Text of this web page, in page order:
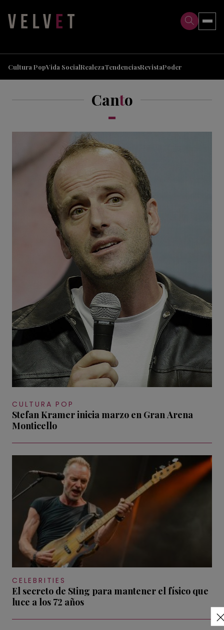
Cultura PopVida SocialRealezaTendenciasRevistaPoder
Canto
CULTURA POP
Stefan Kramer inicia marzo en Gran Arena
Monticello
CELEBRITIES
El secreto de Sting para mantener el físico que
luce a los 72 años